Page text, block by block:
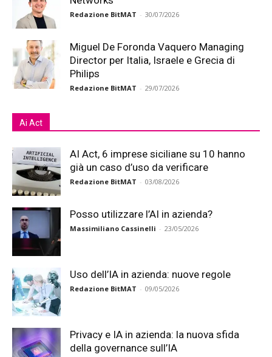
Redazione BitMAT - 30/07/2026
Miguel De Foronda Vaquero Managing
Director per Italia, Israele e Grecia di
Philips
Redazione BitMAT - 29/07/2026
Ai Act
AI Act, 6 imprese siciliane su 10 hanno
già un caso d’uso da verificare
Redazione BitMAT - 03/08/2026
Posso utilizzare l’AI in azienda?
Massimiliano Cassinelli - 23/05/2026
Uso dell’IA in azienda: nuove regole
Redazione BitMAT - 09/05/2026
Privacy e IA in azienda: la nuova sfida
della governance sull’IA